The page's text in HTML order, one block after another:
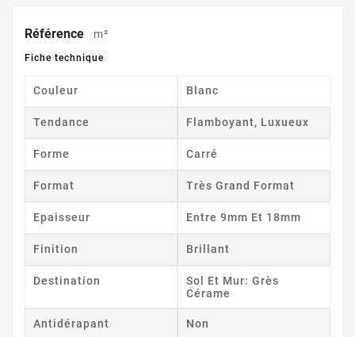
Référence m²
Fiche technique
Couleur Blanc
Tendance Flamboyant, Luxueux
Forme Carré
Format Très Grand Format
Epaisseur Entre 9mm Et 18mm
Finition Brillant
Destination
Sol Et Mur: Grès
Cérame
Antidérapant Non